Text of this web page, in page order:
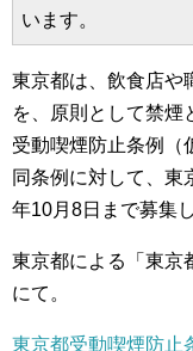
います。
東京都は、飲食店や
を、原則として禁煙
受動喫煙防止条例（
同条例に対して、東
年10月8日まで募集
東京都による「東京
にて。
東京都受動喫煙防止